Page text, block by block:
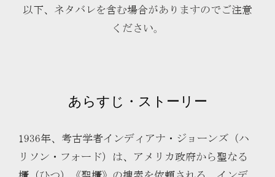
以下、ネタバレを含む場合がありますのでご注意
ください。
あらすじ・ストーリー
1936年、考古学者インディアナ・ジョーンズ（ハ
リソン・フォード）は、アメリカ政府から聖なる